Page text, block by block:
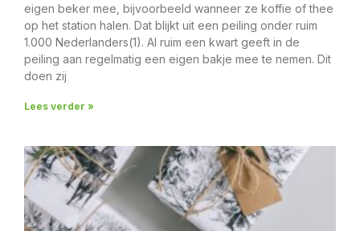
eigen beker mee, bijvoorbeeld wanneer ze koffie of thee
op het station halen. Dat blijkt uit een peiling onder ruim
1.000 Nederlanders(1). Al ruim een kwart geeft in de
peiling aan regelmatig een eigen bakje mee te nemen. Dit
doen zij
Lees verder »